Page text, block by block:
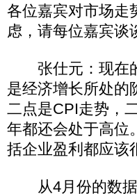
各位嘉宾对市场走
虑，请每位嘉宾谈
张仕元：现在的
是经济增长所处的
二点是CPI走势，
年都还会处于高位
括企业盈利都应该
从4月份的数据